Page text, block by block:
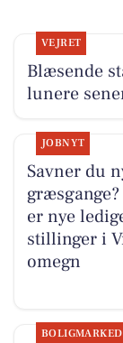
VEJRET
Blæsende
lunere
JOBNYT
Savner du
er nye
stillinger i
omegn
BOLIGMARKED